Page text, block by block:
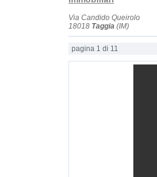
Via Candido Queirolo
18018 Taggia (IM)
pagina 1 di 11